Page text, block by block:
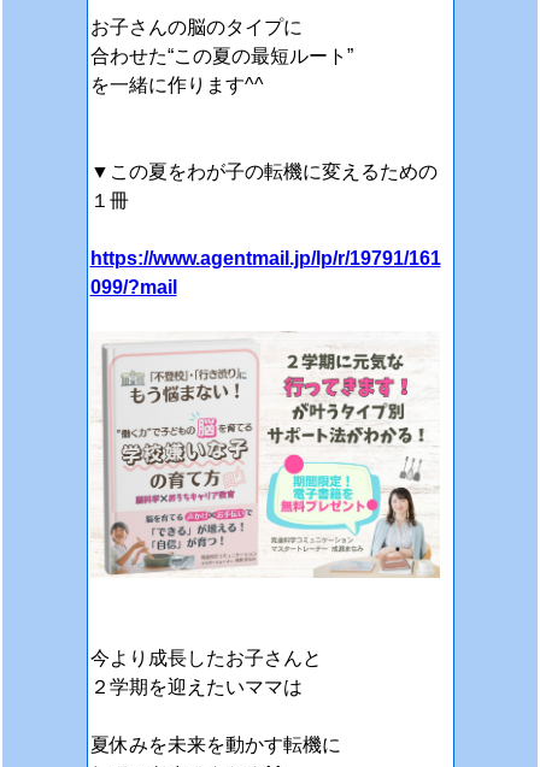
お子さんの脳のタイプに
合わせた“この夏の最短ルート”
を一緒に作ります^^
▼この夏をわが子の転機に変えるための
１冊
https://www.agentmail.jp/lp/r/19791/161
099/?mail
今より成長したお子さんと
２学期を迎えたいママは
夏休みを未来を動かす転機に